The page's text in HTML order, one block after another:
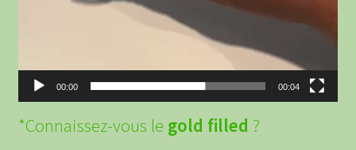
00:00 00:04
*Connaissez-vous le gold filled ?